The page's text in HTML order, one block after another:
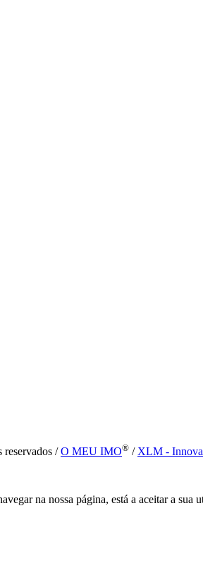
/O MEU IMO® / XLM -
na nossa página, está a aceitar a sua